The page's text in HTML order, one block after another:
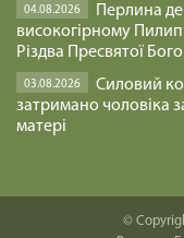
04.08.2026
Перлина
високогірному
Різдва Пресвятої
03.08.2026
Силовий
затримано чоловіка
матері
©